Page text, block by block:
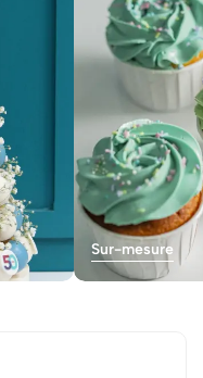
Sur-mesure